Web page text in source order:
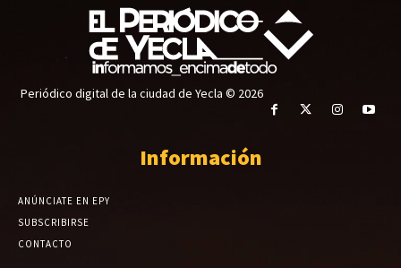
Periódico digital de la ciudad de Yecla © 2026
Información
ANÚNCIATE EN EPY
SUBSCRIBIRSE
CONTACTO